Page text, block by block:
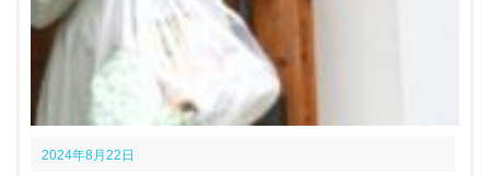
2024年8月22日